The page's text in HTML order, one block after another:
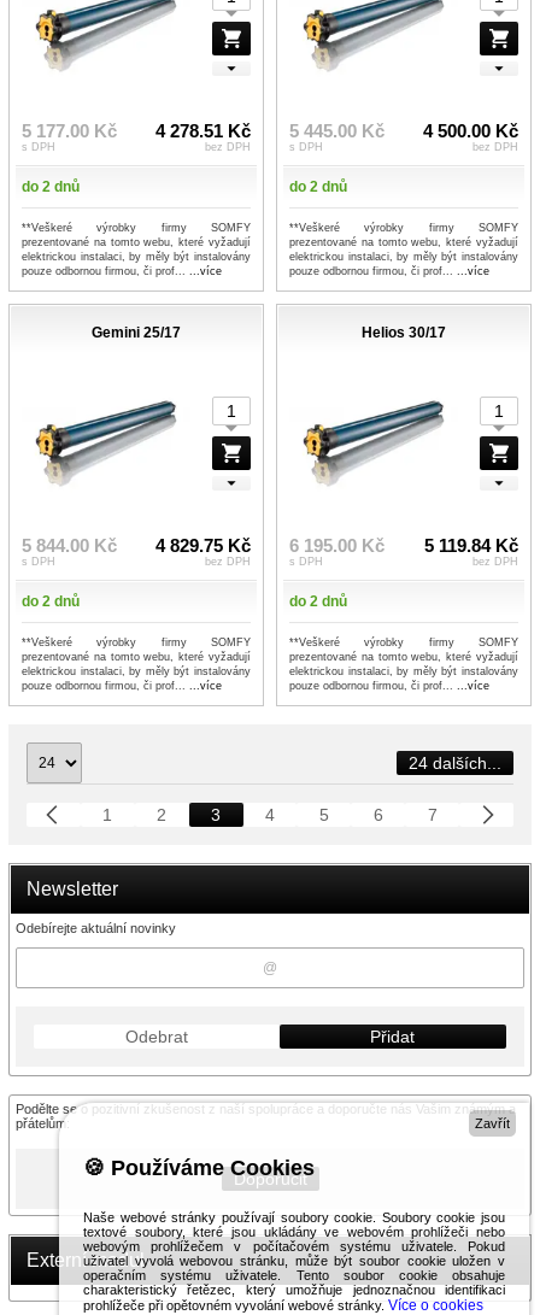
Newsletter
Odebírejte aktuální novinky
Odebrat Přidat
Podělte se o pozitivní zkušenost z naší spolupráce a doporučte nás Vašim známým a
přátelům:
Doporučit
Externí modul
5 177.00 Kč
s DPH
4 278.51 Kč
bez DPH
do 2 dnů
**Veškeré výrobky firmy SOMFY
prezentované na tomto webu, které vyžadují
elektrickou instalaci, by měly být instalovány
pouze odbornou firmou, či prof... ...více
5 445.00 Kč
s DPH
4 500.00 Kč
bez DPH
do 2 dnů
**Veškeré výrobky firmy SOMFY
prezentované na tomto webu, které vyžadují
elektrickou instalaci, by měly být instalovány
pouze odbornou firmou, či prof... ...více
Gemini 25/17
5 844.00 Kč
s DPH
4 829.75 Kč
bez DPH
do 2 dnů
**Veškeré výrobky firmy SOMFY
prezentované na tomto webu, které vyžadují
elektrickou instalaci, by měly být instalovány
pouze odbornou firmou, či prof... ...více
Helios 30/17
6 195.00 Kč
s DPH
5 119.84 Kč
bez DPH
do 2 dnů
**Veškeré výrobky firmy SOMFY
prezentované na tomto webu, které vyžadují
elektrickou instalaci, by měly být instalovány
pouze odbornou firmou, či prof... ...více
24 dalších...
1 2 3 4 5 6 7
Zavřít
🍪 Používáme Cookies
Naše webové stránky používají soubory cookie. Soubory cookie jsou
textové soubory, které jsou ukládány ve webovém prohlížeči nebo
webovým prohlížečem v počítačovém systému uživatele. Pokud
uživatel vyvolá webovou stránku, může být soubor cookie uložen v
operačním systému uživatele. Tento soubor cookie obsahuje
charakteristický řetězec, který umožňuje jednoznačnou identifikaci
prohlížeče při opětovném vyvolání webové stránky.Více o cookies